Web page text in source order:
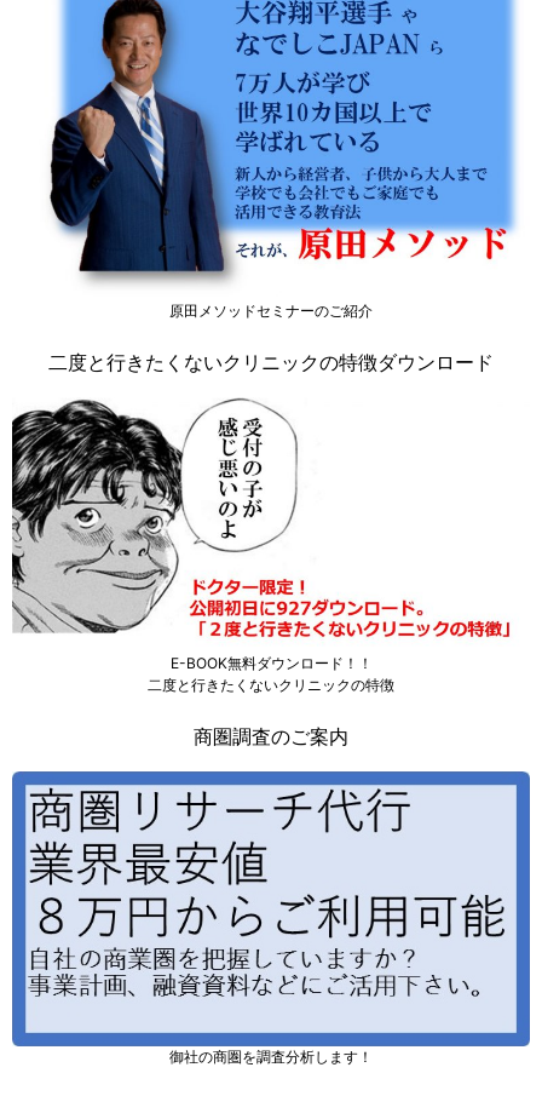
原田メソッドセミナーのご紹介
二度と行きたくないクリニックの特徴ダウンロード
E-BOOK無料ダウンロード！！
二度と行きたくないクリニックの特徴
商圏調査のご案内
御社の商圏を調査分析します！